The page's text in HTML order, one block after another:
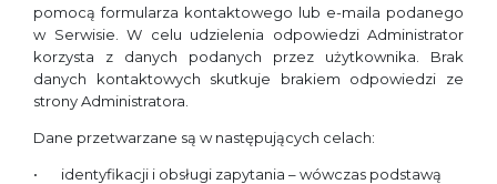
pomocą formularza kontaktowego lub e-maila podanego
w Serwisie. W celu udzielenia odpowiedzi Administrator
korzysta z danych podanych przez użytkownika. Brak
danych kontaktowych skutkuje brakiem odpowiedzi ze
strony Administratora.
Dane przetwarzane są w następujących celach:
identyfikacji i obsługi zapytania – wówczas podstawą